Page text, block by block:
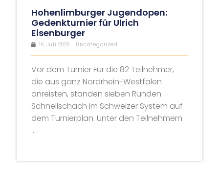
Hohenlimburger Jugendopen:
Gedenkturnier für Ulrich
Eisenburger
16. Juli 2026 Uncategorized
Vor dem Turnier Für die 82 Teilnehmer,
die aus ganz Nordrhein-Westfalen
anreisten, standen sieben Runden
Schnellschach im Schweizer System auf
dem Turnierplan. Unter den Teilnehmern
...